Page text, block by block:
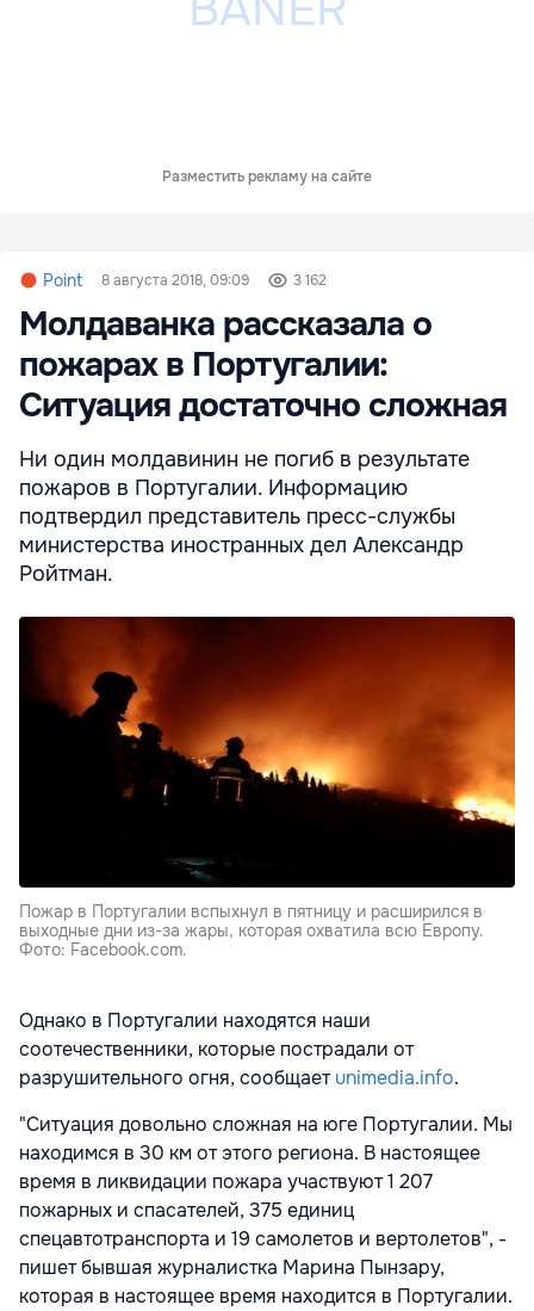
Разместить рекламу на сайте
Point 8 августа 2018, 09:09 3 162
Молдаванка рассказала о
пожарах в Португалии:
Ситуация достаточно сложная
Ни один молдавинин не погиб в результате
пожаров в Португалии. Информацию
подтвердил представитель пресс-службы
министерства иностранных дел Александр
Ройтман.
Пожар в Португалии вспыхнул в пятницу и расширился в
выходные дни из-за жары, которая охватила всю Европу.
Фото: Facebook.com.
Однако в Португалии находятся наши
соотечественники, которые пострадали от
разрушительного огня, сообщаетunimedia.info.
"Ситуация довольно сложная на юге Португалии. Мы
находимся в 30 км от этого региона. В настоящее
время в ликвидации пожара участвуют 1 207
пожарных и спасателей, 375 единиц
спецaвтотранспорта и 19 самолетов и вертолетов", -
пишет бывшая журналистка Марина Пынзару,
которая в настоящее время находится в Португалии.